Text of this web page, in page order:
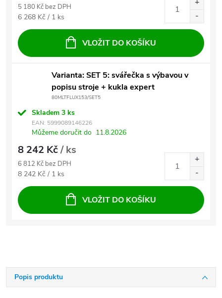
5 180 Kč bez DPH
Měrná cena:
6 268 Kč / 1 ks
VLOŽIT DO KOŠÍKU
Varianta: SET 5: svářečka s výbavou v
popisu stroje + kukla expert
80MLTFLUX153/SET5
Skladem 3 ks
EAN: 5999089146226
Můžeme doručit do 11.8.2026
8 242 Kč/ ks
6 812 Kč bez DPH
Měrná cena:
8 242 Kč / 1 ks
VLOŽIT DO KOŠÍKU
Popis produktu